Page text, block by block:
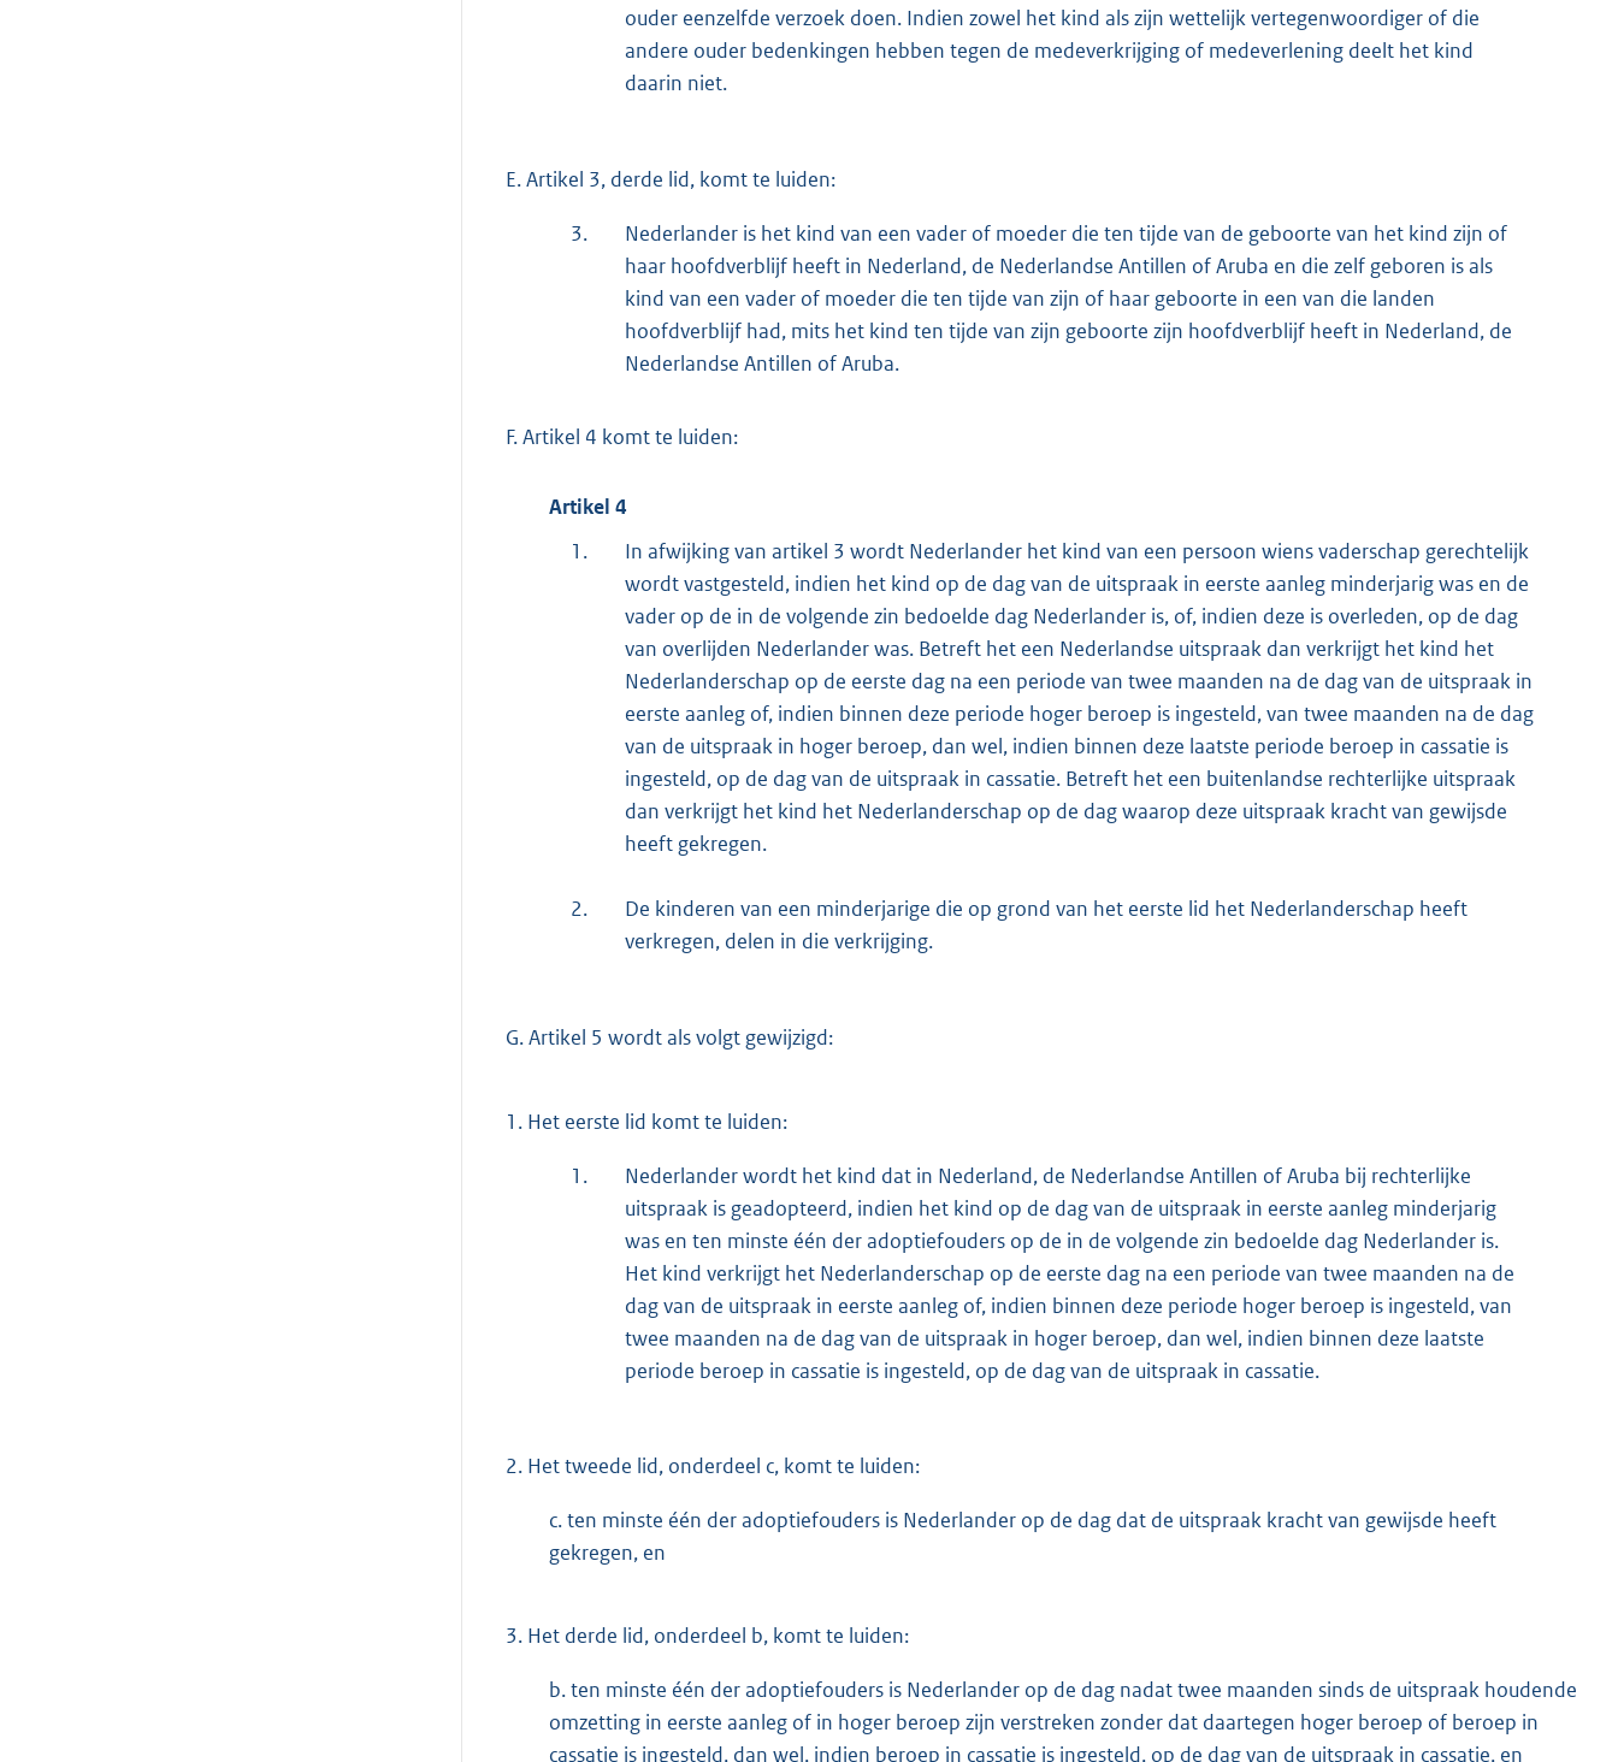
ouder eenzelfde verzoek doen. Indien zowel het kind als zijn wettelijk vertegenwoordiger of die
andere ouder bedenkingen hebben tegen de medeverkrijging of medeverlening deelt het kind
daarin niet.
E. Artikel 3, derde lid, komt te luiden:
3.
Nederlander is het kind van een vader of moeder die ten tijde van de geboorte van het kind zijn of
haar hoofdverblijf heeft in Nederland, de Nederlandse Antillen of Aruba en die zelf geboren is als
kind van een vader of moeder die ten tijde van zijn of haar geboorte in een van die landen
hoofdverblijf had, mits het kind ten tijde van zijn geboorte zijn hoofdverblijf heeft in Nederland, de
Nederlandse Antillen of Aruba.
F. Artikel 4 komt te luiden:
Artikel 4
1.
In afwijking van artikel 3 wordt Nederlander het kind van een persoon wiens vaderschap gerechtelijk
wordt vastgesteld, indien het kind op de dag van de uitspraak in eerste aanleg minderjarig was en de
vader op de in de volgende zin bedoelde dag Nederlander is, of, indien deze is overleden, op de dag
van overlijden Nederlander was. Betreft het een Nederlandse uitspraak dan verkrijgt het kind het
Nederlanderschap op de eerste dag na een periode van twee maanden na de dag van de uitspraak in
eerste aanleg of, indien binnen deze periode hoger beroep is ingesteld, van twee maanden na de dag
van de uitspraak in hoger beroep, dan wel, indien binnen deze laatste periode beroep in cassatie is
ingesteld, op de dag van de uitspraak in cassatie. Betreft het een buitenlandse rechterlijke uitspraak
dan verkrijgt het kind het Nederlanderschap op de dag waarop deze uitspraak kracht van gewijsde
heeft gekregen.
2.
De kinderen van een minderjarige die op grond van het eerste lid het Nederlanderschap heeft
verkregen, delen in die verkrijging.
G. Artikel 5 wordt als volgt gewijzigd:
1. Het eerste lid komt te luiden:
1.
Nederlander wordt het kind dat in Nederland, de Nederlandse Antillen of Aruba bij rechterlijke
uitspraak is geadopteerd, indien het kind op de dag van de uitspraak in eerste aanleg minderjarig
was en ten minste één der adoptiefouders op de in de volgende zin bedoelde dag Nederlander is.
Het kind verkrijgt het Nederlanderschap op de eerste dag na een periode van twee maanden na de
dag van de uitspraak in eerste aanleg of, indien binnen deze periode hoger beroep is ingesteld, van
twee maanden na de dag van de uitspraak in hoger beroep, dan wel, indien binnen deze laatste
periode beroep in cassatie is ingesteld, op de dag van de uitspraak in cassatie.
2. Het tweede lid, onderdeel c, komt te luiden:
c. ten minste één der adoptiefouders is Nederlander op de dag dat de uitspraak kracht van gewijsde heeft
gekregen, en
3. Het derde lid, onderdeel b, komt te luiden:
b. ten minste één der adoptiefouders is Nederlander op de dag nadat twee maanden sinds de uitspraak houdende
omzetting in eerste aanleg of in hoger beroep zijn verstreken zonder dat daartegen hoger beroep of beroep in
cassatie is ingesteld, dan wel, indien beroep in cassatie is ingesteld, op de dag van de uitspraak in cassatie, en